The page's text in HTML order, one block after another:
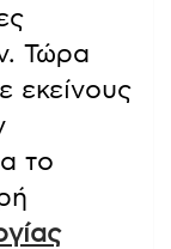
Τώρα
εκείνους
το